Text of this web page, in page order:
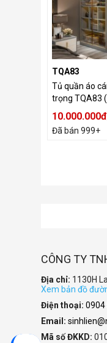
TQA83
Tủ quần áo
trọng TQA83 (
Đã bán 999+
CÔNG TY
Địa chỉ: 1130H
Xem bản đồ
Điện thoại: 0904
Email:
Mã số ĐKKD: